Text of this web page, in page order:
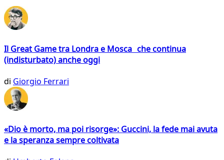
Il Great Game tra Londra e Mosca che continua
(indisturbato) anche oggi
di Giorgio Ferrari
«Dio è morto, ma poi risorge»: Guccini, la fede mai avuta
e la speranza sempre coltivata